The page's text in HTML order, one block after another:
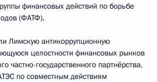
финансовых действий по борьбе
(ФАТФ).
Лимскую антикоррупционную
целостности финансовых рынков
частно-государственного партнёрства,
по совместным действиям